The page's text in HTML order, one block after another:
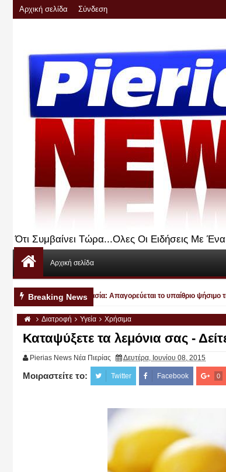
Αρχική σελίδα Σύνδεση
Ότι Συμβαίνει Τώρα...Ολες Οι Ειδήσεις Με
Αρχική σελίδα
Breaking News
⚠️‼️ Πολιτική Προστασία: Απαγορεύεται το υπαίθριο ψήσιμο τις
Διατροφή Υγεία Χρήσιμα
Καταψύξετε τα λεμόνια σας -
Pierias News Νέα Πιερίας Δευτέρα, Ιουνίου 08, 2015
Μοιραστείτε το: Twitter Facebook 0